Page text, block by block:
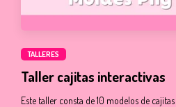
TALLERES
Taller cajitas interactivas
Este taller consta de 10 modelos de